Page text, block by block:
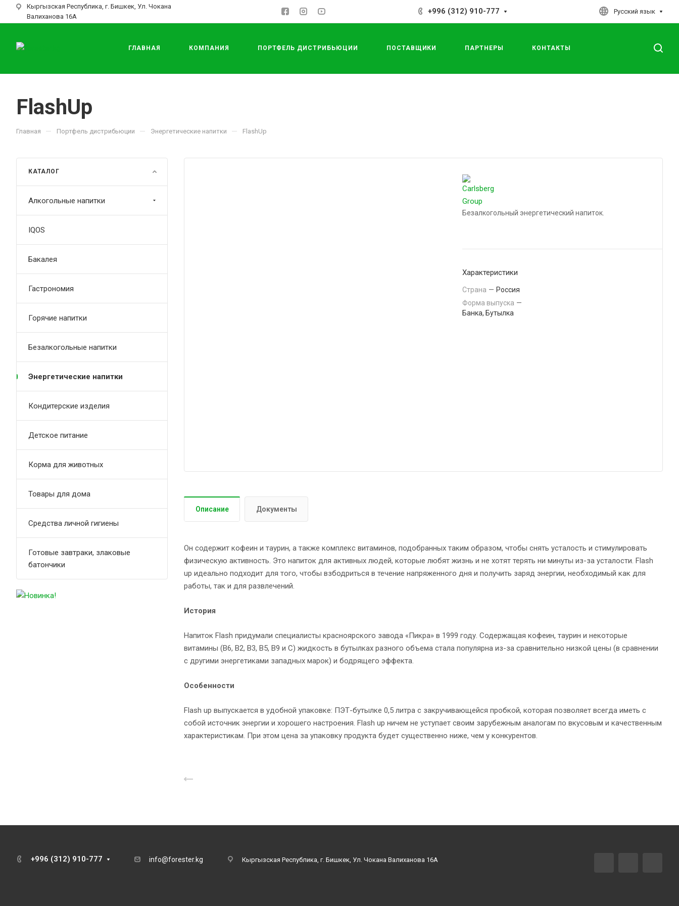
Кыргызская Республика, г. Бишкек, Ул. Чокана
Валиханова 16А
+996 (312) 910-777 Русский язык
ГЛАВНАЯ КОМПАНИЯ ПОРТФЕЛЬ ДИСТРИБЬЮЦИИ ПОСТАВЩИКИ ПАРТНЕРЫ КОНТАКТЫ
FlashUp
Главная — Портфель дистрибьюции — Энергетические напитки — FlashUp
Безалкогольный энергетический напиток.
Характеристики
Страна — Россия
Форма выпуска —
Банка, Бутылка
Описание Документы
Он содержит кофеин и таурин, а также комплекс витаминов, подобранных таким образом, чтобы снять усталость и стимулировать
физическую активность. Это напиток для активных людей, которые любят жизнь и не хотят терять ни минуты из-за усталости. Flash
up идеально подходит для того, чтобы взбодриться в течение напряженного дня и получить заряд энергии, необходимый как для
работы, так и для развлечений.
История
Напиток Flash придумали специалисты красноярского завода «Пикра» в 1999 году. Содержащая кофеин, таурин и некоторые
витамины (B6, B2, B3, B5, B9 и С) жидкость в бутылках разного объема стала популярна из-за сравнительно низкой цены (в сравнении
с другими энергетиками западных марок) и бодрящего эффекта.
Особенности
Flash up выпускается в удобной упаковке: ПЭТ-бутылке 0,5 литра с закручивающейся пробкой, которая позволяет всегда иметь с
собой источник энергии и хорошего настроения. Flash up ничем не уступает своим зарубежным аналогам по вкусовым и качественным
характеристикам. При этом цена за упаковку продукта будет существенно ниже, чем у конкурентов.
КАТАЛОГ
Алкогольные напитки
IQOS
Бакалея
Гастрономия
Горячие напитки
Безалкогольные напитки
Энергетические напитки
Кондитерские изделия
Детское питание
Корма для животных
Товары для дома
Средства личной гигиены
Готовые завтраки, злаковые
батончики
+996 (312) 910-777 info@forester.kg Кыргызская Республика, г. Бишкек, Ул. Чокана Валиханова 16А